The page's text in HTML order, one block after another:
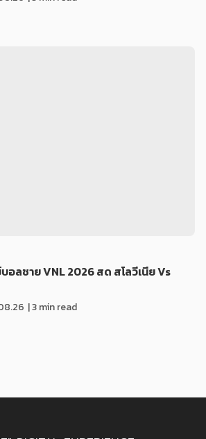
อลชาย VNL 2026 สด สโลวีเนีย Vs
| 3 min read